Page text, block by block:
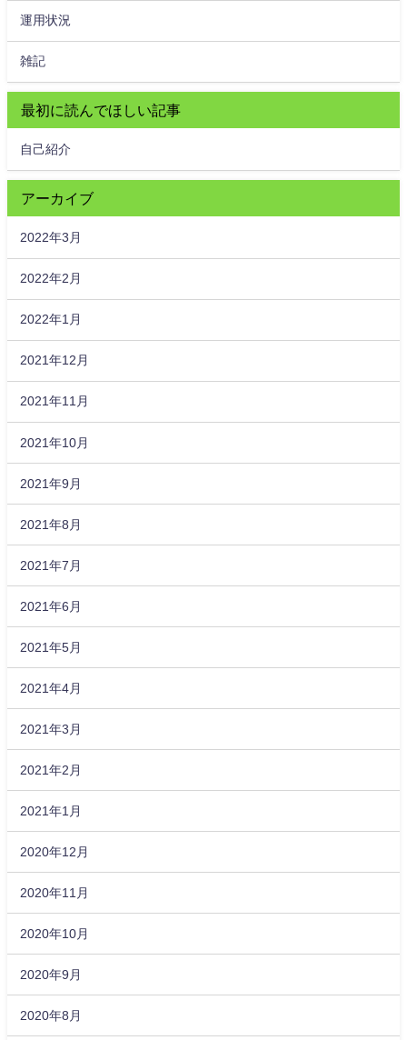
運用状況
雑記
最初に読んでほしい記事
自己紹介
アーカイブ
2022年3月
2022年2月
2022年1月
2021年12月
2021年11月
2021年10月
2021年9月
2021年8月
2021年7月
2021年6月
2021年5月
2021年4月
2021年3月
2021年2月
2021年1月
2020年12月
2020年11月
2020年10月
2020年9月
2020年8月